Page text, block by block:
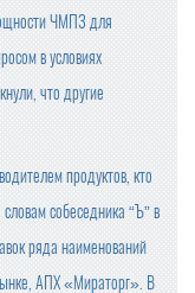
ЧМПЗ для
в условиях
что другие
продуктов, кто
собеседника “Ъ” в
ряда наименований
АПХ «Мираторг». В